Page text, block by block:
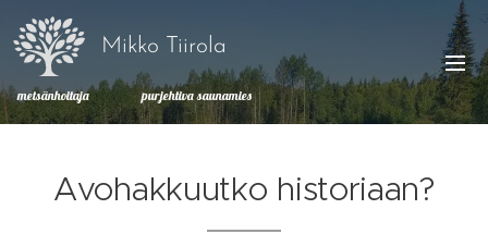
Mikko Tiirola
metsänhoitaja purjehtiva saunamies
Avohakkuutko historiaan?